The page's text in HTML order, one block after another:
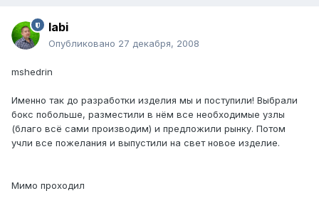
labi
Опубликовано 27 декабря, 2008
mshedrin
Именно так до разработки изделия мы и поступили! Выбрали
бокс побольше, разместили в нём все необходимые узлы
(благо всё сами производим) и предложили рынку. Потом
учли все пожелания и выпустили на свет новое изделие.
Мимо проходил